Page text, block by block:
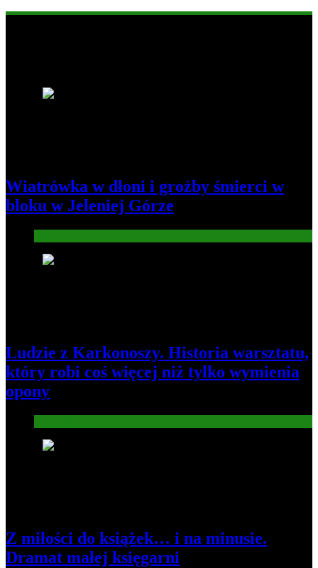
Wiatrówka w dłoni i groźby śmierci w
bloku w Jeleniej Górze
Ludzie z Karkonoszy. Historia warsztatu,
który robi coś więcej niż tylko wymienia
opony
Z miłości do książek… i na minusie.
Dramat małej księgarni